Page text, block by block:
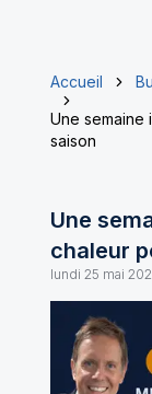
Accueil
Une semaine
saison
Une
chaleur
lundi 25 mai